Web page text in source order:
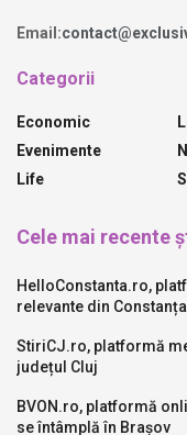
Email:
Categorii
Economic
Evenimente
Life
Cele mai recente
HelloConstanta.ro,
relevante din
StiriCJ.ro, platformă
județul Cluj
BVON.ro, platformă
se întâmplă în Brașov